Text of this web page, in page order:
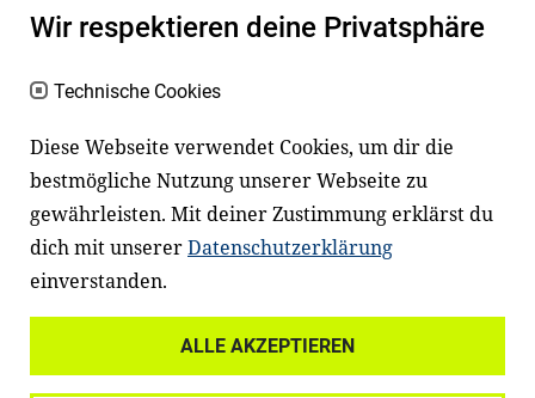
haben aber große Schwierigkeiten dabei.
an Familien sowie an Erzieher*innen,
Lehrer*innen und andere
Fachexpert*innen. Dafür arbeiten wir eng
mit Ministerien, wissenschaftlichen
Einrichtungen, Verbänden, Unternehmen
und anderen Stiftungen zusammen.
Wir respektieren deine Privatsphäre
Technische Cookies
Diese Webseite verwendet Cookies, um dir die
bestmögliche Nutzung unserer Webseite zu
gewährleisten. Mit deiner Zustimmung erklärst du
dich mit unsererDatenschutzerklärung
einverstanden.
ALLE AKZEPTIEREN